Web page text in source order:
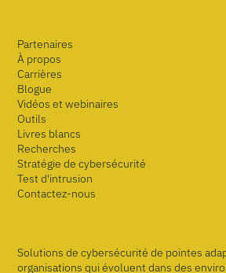
Partenaires
À propos
Carrières
Blogue
Vidéos et webinaires
Outils
Livres blancs
Recherches
Stratégie de cybersécurité
Test d'intrusion
Contactez-nous
Solutions de cybersécurité de pointes
organisations qui évoluent dans des